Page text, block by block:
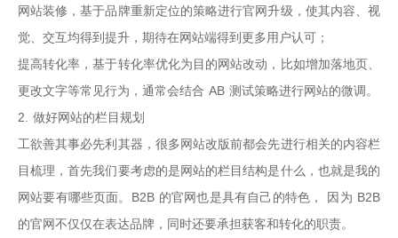
网站装修，基于品牌重新定位的策略进行官网升级，使其内容、视
觉、交互均得到提升，期待在网站端得到更多用户认可；
提高转化率，基于转化率优化为目的网站改动，比如增加落地页、
更改文字等常见行为，通常会结合 AB 测试策略进行网站的微调。
2. 做好网站的栏目规划
工欲善其事必先利其器，很多网站改版前都会先进行相关的内容栏
目梳理，首先我们要考虑的是网站的栏目结构是什么，也就是我的
网站要有哪些页面。B2B 的官网也是具有自己的特色， 因为 B2B
的官网不仅仅在表达品牌，同时还要承担获客和转化的职责。